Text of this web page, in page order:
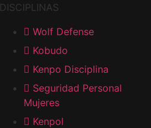
DISCIPLINAS
Wolf Defense
Kobudo
Kenpo Disciplina
Seguridad Personal
Mujeres
Kenpol